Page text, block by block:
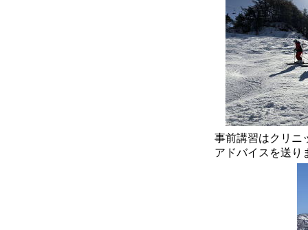
事前講習はクリニ
アドバイスを送り